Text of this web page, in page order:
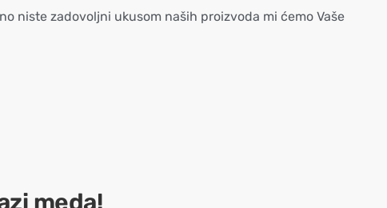
niste zadovoljni ukusom naših proizvoda mi ćemo Vaše
meda!